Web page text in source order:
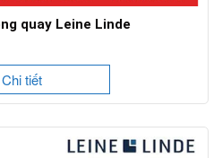
quay Leine Linde
Chi tiết